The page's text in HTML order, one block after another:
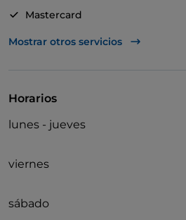
Mastercard
Visa
Mostrar otros servicios
Horarios
lunes - jueves
viernes
sábado